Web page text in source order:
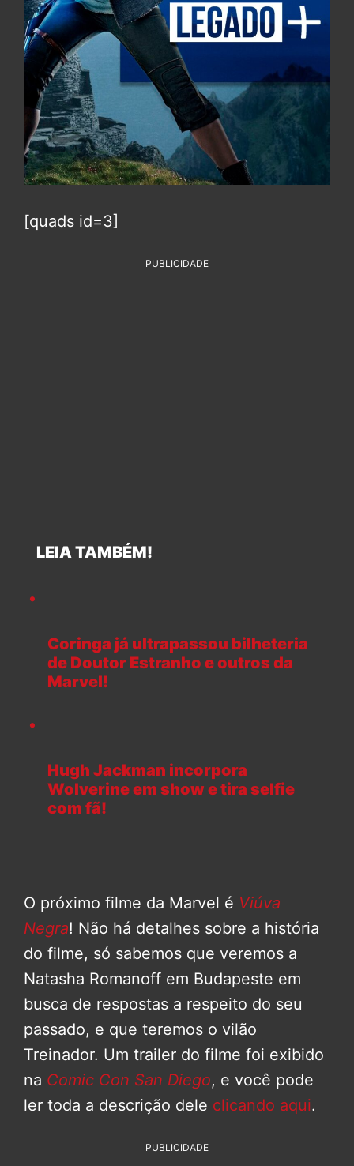
[quads id=3]
PUBLICIDADE
LEIA TAMBÉM!
Coringa já ultrapassou bilheteria
de Doutor Estranho e outros da
Marvel!
Hugh Jackman incorpora
Wolverine em show e tira selfie
com fã!
O próximo filme da Marvel é Viúva
Negra! Não há detalhes sobre a história
do filme, só sabemos que veremos a
Natasha Romanoff em Budapeste em
busca de respostas a respeito do seu
passado, e que teremos o vilão
Treinador. Um trailer do filme foi exibido
na Comic Con San Diego, e você pode
ler toda a descrição dele clicando aqui.
PUBLICIDADE